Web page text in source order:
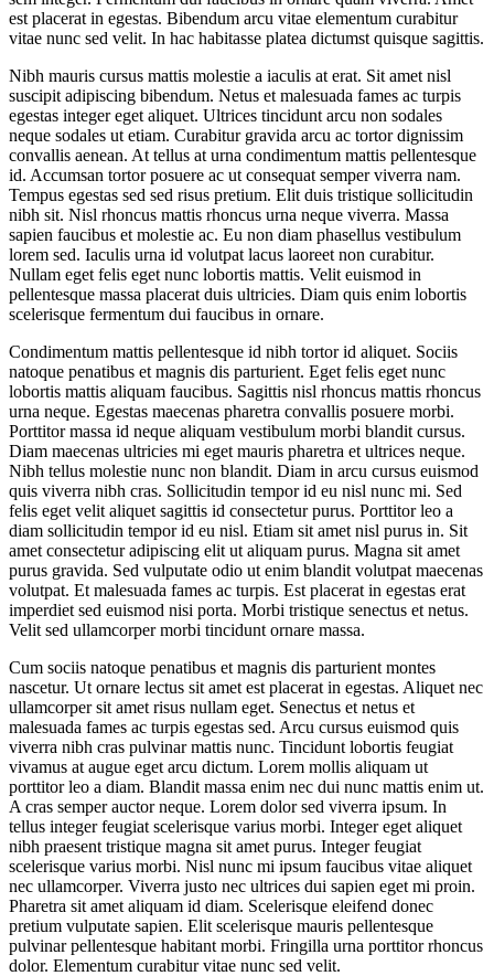
est placerat in egestas. Bibendum arcu vitae elementum curabitur
vitae nunc sed velit. In hac habitasse platea dictumst quisque sagittis.
Nibh mauris cursus mattis molestie a iaculis at erat. Sit amet nisl
suscipit adipiscing bibendum. Netus et malesuada fames ac turpis
egestas integer eget aliquet. Ultrices tincidunt arcu non sodales
neque sodales ut etiam. Curabitur gravida arcu ac tortor dignissim
convallis aenean. At tellus at urna condimentum mattis pellentesque
id. Accumsan tortor posuere ac ut consequat semper viverra nam.
Tempus egestas sed sed risus pretium. Elit duis tristique sollicitudin
nibh sit. Nisl rhoncus mattis rhoncus urna neque viverra. Massa
sapien faucibus et molestie ac. Eu non diam phasellus vestibulum
lorem sed. Iaculis urna id volutpat lacus laoreet non curabitur.
Nullam eget felis eget nunc lobortis mattis. Velit euismod in
pellentesque massa placerat duis ultricies. Diam quis enim lobortis
scelerisque fermentum dui faucibus in ornare.
Condimentum mattis pellentesque id nibh tortor id aliquet. Sociis
natoque penatibus et magnis dis parturient. Eget felis eget nunc
lobortis mattis aliquam faucibus. Sagittis nisl rhoncus mattis rhoncus
urna neque. Egestas maecenas pharetra convallis posuere morbi.
Porttitor massa id neque aliquam vestibulum morbi blandit cursus.
Diam maecenas ultricies mi eget mauris pharetra et ultrices neque.
Nibh tellus molestie nunc non blandit. Diam in arcu cursus euismod
quis viverra nibh cras. Sollicitudin tempor id eu nisl nunc mi. Sed
felis eget velit aliquet sagittis id consectetur purus. Porttitor leo a
diam sollicitudin tempor id eu nisl. Etiam sit amet nisl purus in. Sit
amet consectetur adipiscing elit ut aliquam purus. Magna sit amet
purus gravida. Sed vulputate odio ut enim blandit volutpat maecenas
volutpat. Et malesuada fames ac turpis. Est placerat in egestas erat
imperdiet sed euismod nisi porta. Morbi tristique senectus et netus.
Velit sed ullamcorper morbi tincidunt ornare massa.
Cum sociis natoque penatibus et magnis dis parturient montes
nascetur. Ut ornare lectus sit amet est placerat in egestas. Aliquet nec
ullamcorper sit amet risus nullam eget. Senectus et netus et
malesuada fames ac turpis egestas sed. Arcu cursus euismod quis
viverra nibh cras pulvinar mattis nunc. Tincidunt lobortis feugiat
vivamus at augue eget arcu dictum. Lorem mollis aliquam ut
porttitor leo a diam. Blandit massa enim nec dui nunc mattis enim ut.
A cras semper auctor neque. Lorem dolor sed viverra ipsum. In
tellus integer feugiat scelerisque varius morbi. Integer eget aliquet
nibh praesent tristique magna sit amet purus. Integer feugiat
scelerisque varius morbi. Nisl nunc mi ipsum faucibus vitae aliquet
nec ullamcorper. Viverra justo nec ultrices dui sapien eget mi proin.
Pharetra sit amet aliquam id diam. Scelerisque eleifend donec
pretium vulputate sapien. Elit scelerisque mauris pellentesque
pulvinar pellentesque habitant morbi. Fringilla urna porttitor rhoncus
dolor. Elementum curabitur vitae nunc sed velit.